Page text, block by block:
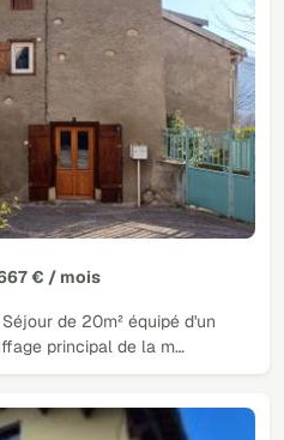
€ / mois
de 20m² équipé d'un
principal de la m…